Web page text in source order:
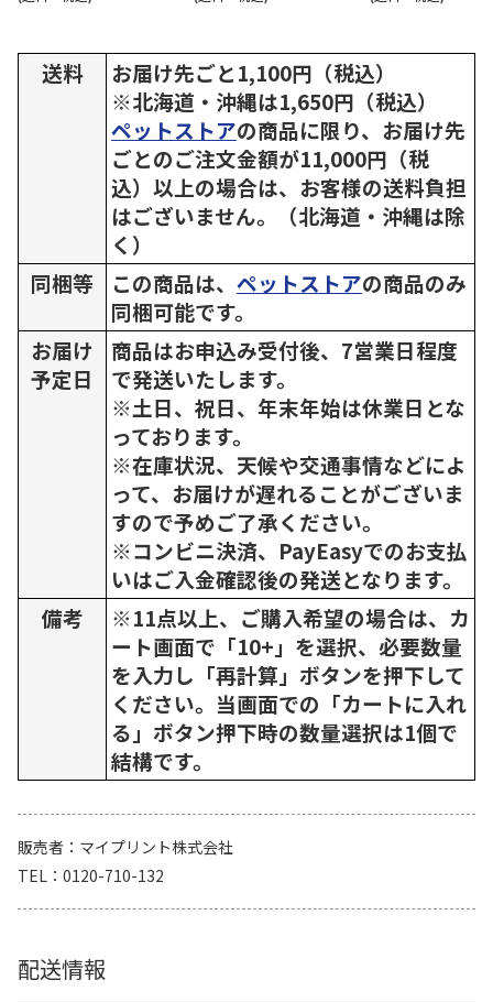
送料
お届け先ごと1,100円（税込）
※北海道・沖縄は1,650円（税込）
ペットストアの商品に限り、お届け先
ごとのご注文金額が11,000円（税
込）以上の場合は、お客様の送料負担
はございません。（北海道・沖縄は除
く）
同梱等
この商品は、 ペットストアの商品のみ
同梱可能です。
お届け
予定日
商品はお申込み受付後、7営業日程度
で発送いたします。
※土日、祝日、年末年始は休業日とな
っております。
※在庫状況、天候や交通事情などによ
って、お届けが遅れることがございま
すので予めご了承ください。
※コンビニ決済、PayEasyでのお支払
いはご入金確認後の発送となります。
備考
※11点以上、ご購入希望の場合は、カ
ート画面で「10+」を選択、必要数量
を入力し「再計算」ボタンを押下して
ください。当画面での「カートに入れ
る」ボタン押下時の数量選択は1個で
結構です。
販売者
マイプリント株式会社
TEL
0120-710-132
配送情報